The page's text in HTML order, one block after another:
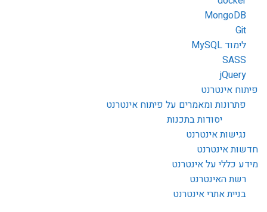
MongoDB
Git
לימוד MySQL
SASS
jQuery
פיתוח אינטרנט
פתרונות ומאמרים על פיתוח אינטרנט
יסודות בתכנות
נגישות אינטרנט
חדשות אינטרנט
מידע כללי על אינטרנט
רשת האינטרנט
בניית אתרי אינטרנט